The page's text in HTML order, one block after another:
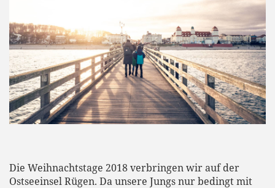
Die Weihnachtstage 2018 verbringen wir auf der
Ostseeinsel Rügen. Da unsere Jungs nur bedingt mit